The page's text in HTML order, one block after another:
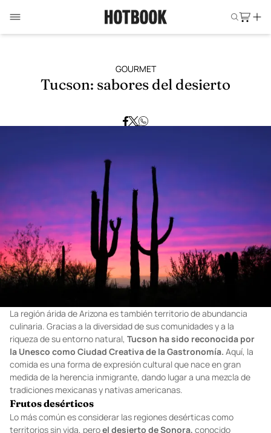
GOURMET
Tucson: sabores del desierto
La región árida de Arizona es también territorio de abundancia
culinaria. Gracias a la diversidad de sus comunidades y a la
riqueza de su entorno natural, Tucson ha sido reconocida por
la Unesco como Ciudad Creativa de la Gastronomía. Aquí, la
comida es una forma de expresión cultural que nace en gran
medida de la herencia inmigrante, dando lugar a una mezcla de
tradiciones mexicanas y nativas americanas.
Frutos desérticos
Lo más común es considerar las regiones desérticas como
territorios sin vida, peroel desierto de Sonora, conocido